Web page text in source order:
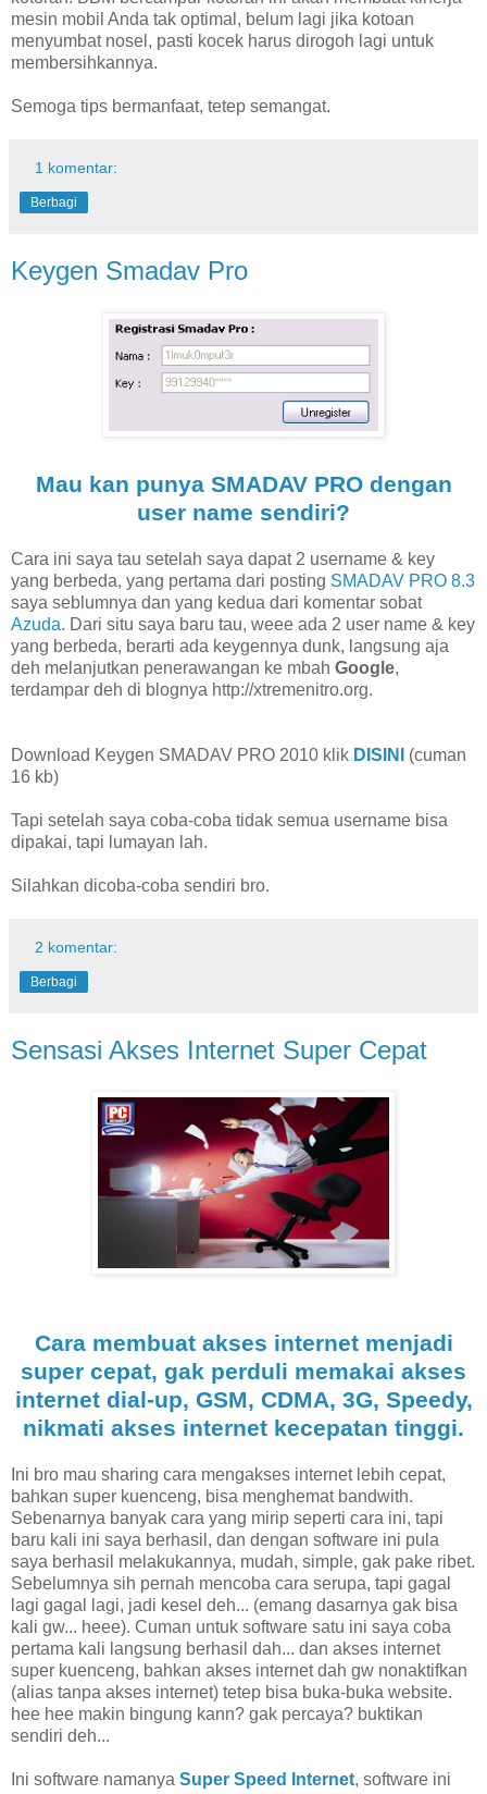
mesin mobil Anda tak optimal, belum lagi jika kotoan
menyumbat nosel, pasti kocek harus dirogoh lagi untuk
membersihkannya.
Semoga tips bermanfaat, tetep semangat.
1 komentar:
Berbagi
Keygen Smadav Pro
Mau kan punya SMADAV PRO dengan
user name sendiri?
Cara ini saya tau setelah saya dapat 2 username & key
yang berbeda, yang pertama dari posting SMADAV PRO 8.3
saya seblumnya dan yang kedua dari komentar sobat
Azuda. Dari situ saya baru tau, weee ada 2 user name & key
yang berbeda, berarti ada keygennya dunk, langsung aja
deh melanjutkan penerawangan ke mbah Google,
terdampar deh di blognya http://xtremenitro.org.
Download Keygen SMADAV PRO 2010 klik DISINI
(cuman
16 kb)
Tapi setelah saya coba-coba tidak semua username bisa
dipakai, tapi lumayan lah.
Silahkan dicoba-coba sendiri bro.
2 komentar:
Berbagi
Sensasi Akses Internet Super Cepat
Cara membuat akses internet menjadi
super cepat, gak perduli memakai akses
internet dial-up, GSM, CDMA, 3G, Speedy,
nikmati akses internet kecepatan tinggi.
Ini bro mau sharing cara mengakses internet lebih cepat,
bahkan super kuenceng, bisa menghemat bandwith.
Sebenarnya banyak cara yang mirip seperti cara ini, tapi
baru kali ini saya berhasil, dan dengan software ini pula
saya berhasil melakukannya, mudah, simple, gak pake ribet.
Sebelumnya sih pernah mencoba cara serupa, tapi gagal
lagi gagal lagi, jadi kesel deh... (emang dasarnya gak bisa
kali gw... heee). Cuman untuk software satu ini saya coba
pertama kali langsung berhasil dah... dan akses internet
super kuenceng, bahkan akses internet dah gw nonaktifkan
(alias tanpa akses internet) tetep bisa buka-buka website.
hee hee makin bingung kann? gak percaya? buktikan
sendiri deh...
Ini software namanya Super Speed Internet, software ini